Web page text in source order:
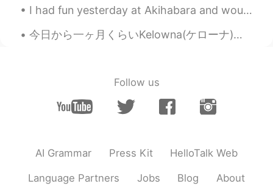
I had fun yesterday at Akihabara and would like to thank my friend for showing me around. A very ...
今日から一ヶ月くらいKelowna(ケローナ)行くことになった。ケローナまで車で4時間くらいかかる。都会で運転するの嫌いけど、高速で運転するのめっちゃ好き。特にいい天気で、景色がいいとこで音楽を...
Follow us
AI Grammar Press Kit HelloTalk Web
Language Partners Jobs Blog About